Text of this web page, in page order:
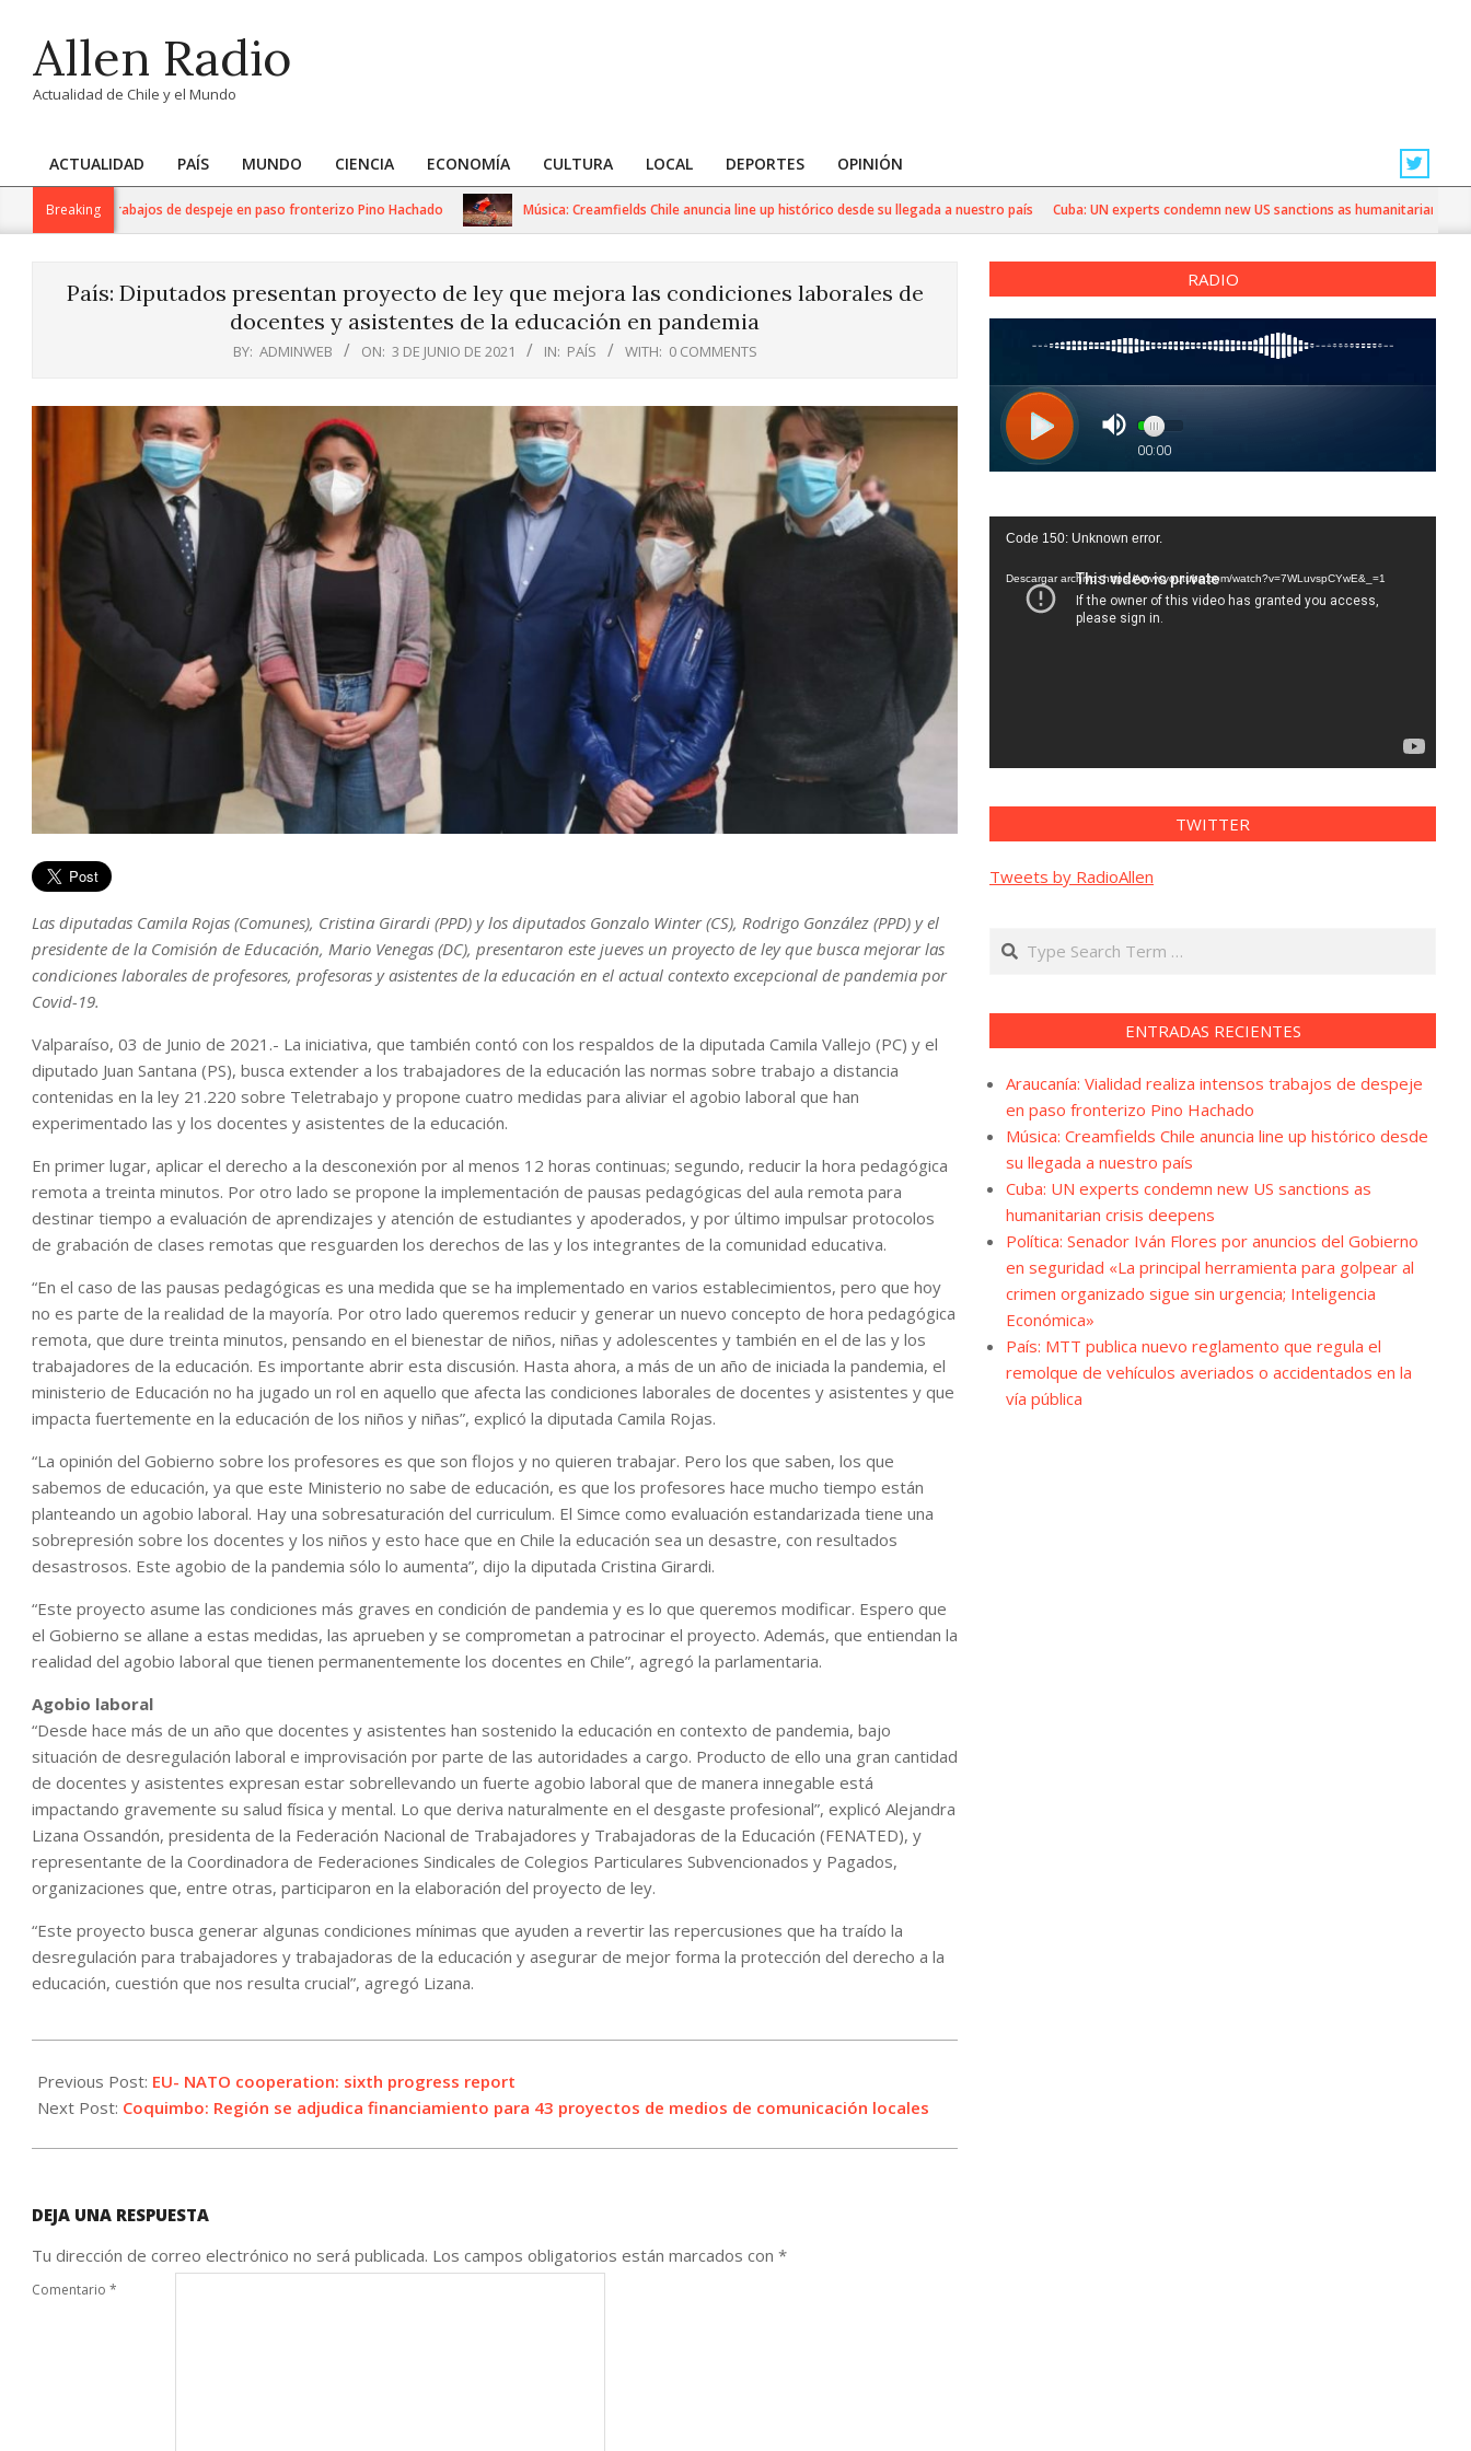
contentAllen Radio
Actualidad de Chile y el Mundo
Primary
Navigation
ACTUALIDAD PAÍS MUNDO CIENCIA ECONOMÍA CULTURA LOCAL DEPORTES OPINIÓN
Breaking
intensos trabajos de despeje en paso fronterizo Pino Hachado Música: Creamfields Chile anuncia line up histórico desde su llegada a nuestro país Cuba: UN experts condemn new US sanctions as humanitarian crisis
País: Diputados presentan proyecto de ley que mejora las condiciones laborales de
docentes y asistentes de la educación en pandemia
BY: ADMINWEB ON: 3 DE JUNIO DE 2021 IN: PAÍS WITH: 0 COMMENTS
Las diputadas Camila Rojas (Comunes), Cristina Girardi (PPD) y los diputados Gonzalo Winter (CS), Rodrigo González (PPD) y el
presidente de la Comisión de Educación, Mario Venegas (DC), presentaron este jueves un proyecto de ley que busca mejorar las
condiciones laborales de profesores, profesoras y asistentes de la educación en el actual contexto excepcional de pandemia por
Covid-19.
Valparaíso, 03 de Junio de 2021.- La iniciativa, que también contó con los respaldos de la diputada Camila Vallejo (PC) y el
diputado Juan Santana (PS), busca extender a los trabajadores de la educación las normas sobre trabajo a distancia
contenidas en la ley 21.220 sobre Teletrabajo y propone cuatro medidas para aliviar el agobio laboral que han
experimentado las y los docentes y asistentes de la educación.
En primer lugar, aplicar el derecho a la desconexión por al menos 12 horas continuas; segundo, reducir la hora pedagógica
remota a treinta minutos. Por otro lado se propone la implementación de pausas pedagógicas del aula remota para
destinar tiempo a evaluación de aprendizajes y atención de estudiantes y apoderados, y por último impulsar protocolos
de grabación de clases remotas que resguarden los derechos de las y los integrantes de la comunidad educativa.
“En el caso de las pausas pedagógicas es una medida que se ha implementado en varios establecimientos, pero que hoy
no es parte de la realidad de la mayoría. Por otro lado queremos reducir y generar un nuevo concepto de hora pedagógica
remota, que dure treinta minutos, pensando en el bienestar de niños, niñas y adolescentes y también en el de las y los
trabajadores de la educación. Es importante abrir esta discusión. Hasta ahora, a más de un año de iniciada la pandemia, el
ministerio de Educación no ha jugado un rol en aquello que afecta las condiciones laborales de docentes y asistentes y que
impacta fuertemente en la educación de los niños y niñas”, explicó la diputada Camila Rojas.
“La opinión del Gobierno sobre los profesores es que son flojos y no quieren trabajar. Pero los que saben, los que
sabemos de educación, ya que este Ministerio no sabe de educación, es que los profesores hace mucho tiempo están
planteando un agobio laboral. Hay una sobresaturación del curriculum. El Simce como evaluación estandarizada tiene una
sobrepresión sobre los docentes y los niños y esto hace que en Chile la educación sea un desastre, con resultados
desastrosos. Este agobio de la pandemia sólo lo aumenta”, dijo la diputada Cristina Girardi.
“Este proyecto asume las condiciones más graves en condición de pandemia y es lo que queremos modificar. Espero que
el Gobierno se allane a estas medidas, las aprueben y se comprometan a patrocinar el proyecto. Además, que entiendan la
realidad del agobio laboral que tienen permanentemente los docentes en Chile”, agregó la parlamentaria.
Agobio laboral
“Desde hace más de un año que docentes y asistentes han sostenido la educación en contexto de pandemia, bajo
situación de desregulación laboral e improvisación por parte de las autoridades a cargo. Producto de ello una gran cantidad
de docentes y asistentes expresan estar sobrellevando un fuerte agobio laboral que de manera innegable está
impactando gravemente su salud física y mental. Lo que deriva naturalmente en el desgaste profesional”, explicó Alejandra
Lizana Ossandón, presidenta de la Federación Nacional de Trabajadores y Trabajadoras de la Educación (FENATED), y
representante de la Coordinadora de Federaciones Sindicales de Colegios Particulares Subvencionados y Pagados,
organizaciones que, entre otras, participaron en la elaboración del proyecto de ley.
“Este proyecto busca generar algunas condiciones mínimas que ayuden a revertir las repercusiones que ha traído la
desregulación para trabajadores y trabajadoras de la educación y asegurar de mejor forma la protección del derecho a la
educación, cuestión que nos resulta crucial”, agregó Lizana.
06-
03
Previous Post: EU- NATO cooperation: sixth progress report
Next Post: Coquimbo: Región se adjudica financiamiento para 43 proyectos de medios de comunicación locales
DEJA UNA RESPUESTA
Tu dirección de correo electrónico no será publicada. Los campos obligatorios están marcados con *
Comentario *
RADIO
Reproductor
vídeo
Code 150: Unknown error.
Descargar archivo: https://www.youtube.com/watch?v=7WLuvspCYwE&_=1
TWITTER
Tweets by RadioAllen
Search
ENTRADAS RECIENTES
Araucanía: Vialidad realiza intensos trabajos de despeje
en paso fronterizo Pino Hachado
Música: Creamfields Chile anuncia line up histórico desde
su llegada a nuestro país
Cuba: UN experts condemn new US sanctions as
humanitarian crisis deepens
Política: Senador Iván Flores por anuncios del Gobierno
en seguridad «La principal herramienta para golpear al
crimen organizado sigue sin urgencia; Inteligencia
Económica»
País: MTT publica nuevo reglamento que regula el
remolque de vehículos averiados o accidentados en la
vía pública